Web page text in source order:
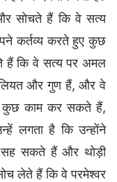
सोचते हैं कि वे सत्य
कर्तव्य करते हुए कुछ
हैं कि वे सत्य पर अमल
और गुण हैं, और वे
कुछ काम कर सकते हैं,
लगता है कि उन्होंने
सह सकते हैं और थोड़ी
लेते हैं कि वे परमेश्वर